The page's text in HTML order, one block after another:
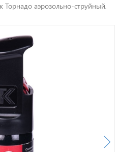
Торнадо аэрозольно-струйный,